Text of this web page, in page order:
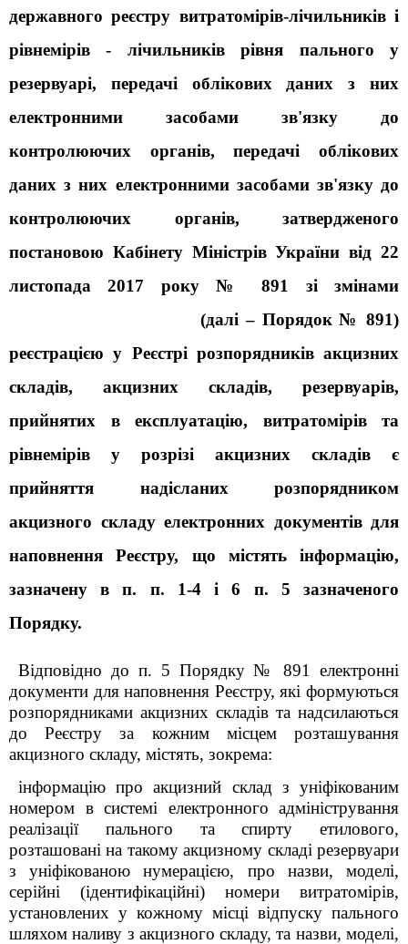
державного реєстру витратомірів-лічильників і
рівнемірів - лічильників рівня пального у
резервуарі, передачі облікових даних з них
електронними засобами зв'язку до
контролюючих органів, передачі облікових
даних з них електронними засобами зв'язку до
контролюючих органів, затвердженого
постановою Кабінету Міністрів України від 22
листопада 2017 року № 891 зі змінами
(далі – Порядок № 891)
реєстрацією у Реєстрі розпорядників акцизних
складів, акцизних складів, резервуарів,
прийнятих в експлуатацію, витратомірів та
рівнемірів у розрізі акцизних складів є
прийняття надісланих розпорядником
акцизного складу електронних документів для
наповнення Реєстру, що містять інформацію,
зазначену в п. п. 1-4 і 6 п. 5 зазначеного
Порядку.
Відповідно до п. 5 Порядку № 891 електронні
документи для наповнення Реєстру, які формуються
розпорядниками акцизних складів та надсилаються
до Реєстру за кожним місцем розташування
акцизного складу, містять, зокрема:
інформацію про акцизний склад з уніфікованим
номером в системі електронного адміністрування
реалізації пального та спирту етилового,
розташовані на такому акцизному складі резервуари
з уніфікованою нумерацією, про назви, моделі,
серійні (ідентифікаційні) номери витратомірів,
установлених у кожному місці відпуску пального
шляхом наливу з акцизного складу, та назви, моделі,